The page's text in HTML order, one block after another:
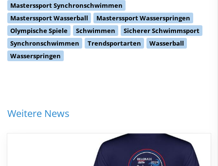
Masterssport Synchronschwimmen
Masterssport Wasserball
Masterssport Wasserspringen
Olympische Spiele
Schwimmen
Sicherer Schwimmsport
Synchronschwimmen
Trendsportarten
Wasserball
Wasserspringen
Weitere News